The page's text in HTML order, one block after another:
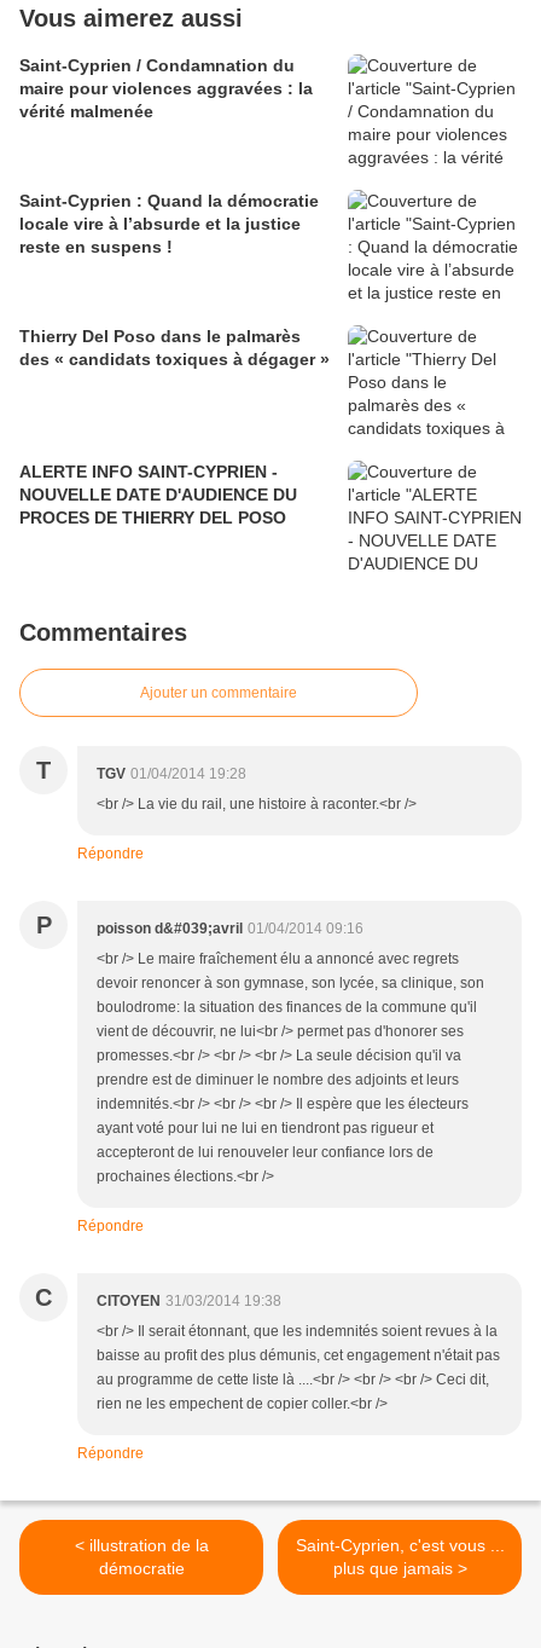
Vous aimerez aussi
Saint-Cyprien / Condamnation du
maire pour violences aggravées : la
vérité malmenée
Saint-Cyprien : Quand la démocratie
locale vire à l’absurde et la justice
reste en suspens !
Thierry Del Poso dans le palmarès
des « candidats toxiques à dégager »
ALERTE INFO SAINT-CYPRIEN -
NOUVELLE DATE D'AUDIENCE DU
PROCES DE THIERRY DEL POSO
Commentaires
Ajouter un commentaire
T TGV 01/04/2014 19:28
<br /> La vie du rail, une histoire à raconter.<br />
Répondre
P poisson d&#039;avril 01/04/2014 09:16
<br /> Le maire fraîchement élu a annoncé avec regrets
devoir renoncer à son gymnase, son lycée, sa clinique, son
boulodrome: la situation des finances de la commune qu'il
vient de découvrir, ne lui<br /> permet pas d'honorer ses
promesses.<br /> <br /> <br /> La seule décision qu'il va
prendre est de diminuer le nombre des adjoints et leurs
indemnités.<br /> <br /> <br /> Il espère que les électeurs
ayant voté pour lui ne lui en tiendront pas rigueur et
accepteront de lui renouveler leur confiance lors de
prochaines élections.<br />
Répondre
C CITOYEN 31/03/2014 19:38
<br /> Il serait étonnant, que les indemnités soient revues à la
baisse au profit des plus démunis, cet engagement n'était pas
au programme de cette liste là ....<br /> <br /> <br /> Ceci dit,
rien ne les empechent de copier coller.<br />
Répondre
< illustration de la
démocratie
Saint-Cyprien, c'est vous ...
plus que jamais >